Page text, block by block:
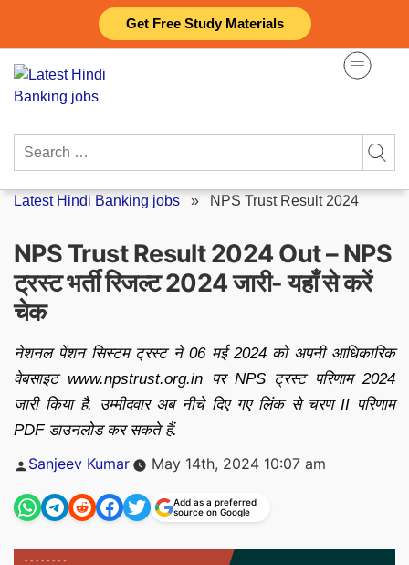
Get Free Study Materials
content
Search
Latest Hindi Banking jobs » NPS Trust Result 2024
NPS Trust Result 2024 Out – NPS
ट्रस्ट भर्ती रिजल्ट 2024 जारी- यहाँ से करें
चेक
नेशनल पेंशन सिस्टम ट्रस्ट ने 06 मई 2024 को अपनी आधिकारिक
वेबसाइट www.npstrust.org.in पर NPS ट्रस्ट परिणाम 2024
जारी किया है. उम्मीदवार अब नीचे दिए गए लिंक से चरण II परिणाम
PDF डाउनलोड कर सकते हैं.
Posted
Sanjeev Kumar May 14th, 2024 10:07 am
Add as a preferred
source on Google